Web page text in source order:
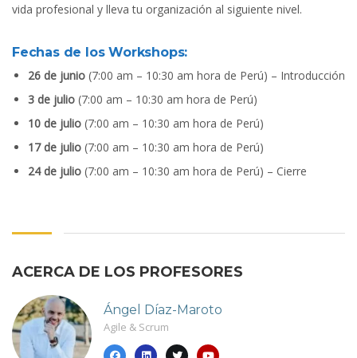
vida profesional y lleva tu organización al siguiente nivel.
Fechas de los Workshops:
26 de junio (7:00 am – 10:30 am hora de Perú) – Introducción
3 de julio (7:00 am – 10:30 am hora de Perú)
10 de julio (7:00 am – 10:30 am hora de Perú)
17 de julio (7:00 am – 10:30 am hora de Perú)
24 de julio (7:00 am – 10:30 am hora de Perú) – Cierre
ACERCA DE LOS PROFESORES
Ángel Díaz-Maroto
Agile & Scrum